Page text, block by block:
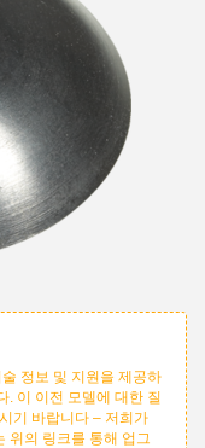
정보 및 지원을 제공하
. 이 이전 모델에 대한 질
기 바랍니다 – 저희가
위의 링크를 통해 업그